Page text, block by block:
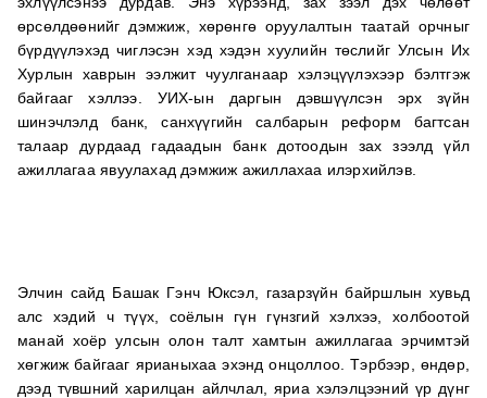
өрсөлдөөнийг дэмжиж, хөрөнгө оруулалтын таатай орчныг
бүрдүүлэхэд чиглэсэн хэд хэдэн хуулийн төслийг Улсын Их
Хурлын хаврын ээлжит чуулганаар хэлэцүүлэхээр бэлтгэж
байгааг хэллээ. УИХ-ын даргын дэвшүүлсэн эрх зүйн
шинэчлэлд банк, санхүүгийн салбарын реформ багтсан
талаар дурдаад гадаадын банк дотоодын зах зээлд үйл
ажиллагаа явуулахад дэмжиж ажиллахаа илэрхийлэв.
Элчин сайд Башак Гэнч Юксэл, газарзүйн байршлын хувьд
алс хэдий ч түүх, соёлын гүн гүнзгий хэлхээ, холбоотой
манай хоёр улсын олон талт хамтын ажиллагаа эрчимтэй
хөгжиж байгааг ярианыхаа эхэнд онцоллоо. Тэрбээр, өндөр,
дээд түвшний харилцан айлчлал, яриа хэлэлцээний үр дүнг